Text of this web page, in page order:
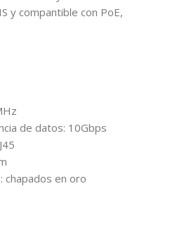
y compantible con PoE,
de datos: 10Gbps
chapados en oro